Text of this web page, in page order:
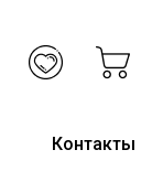
Контакты